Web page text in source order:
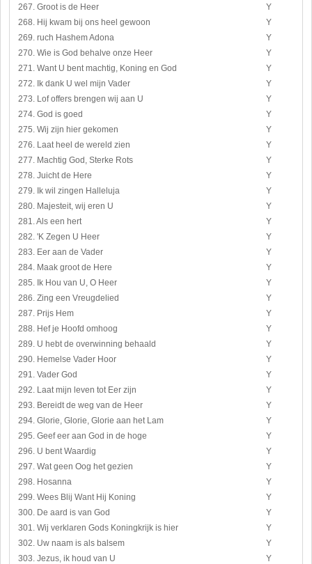
267. Groot is de Heer
Y
268. Hij kwam bij ons heel gewoon
Y
269. ruch Hashem Adona
Y
270. Wie is God behalve onze Heer
Y
271. Want U bent machtig, Koning en God
Y
272. Ik dank U wel mijn Vader
Y
273. Lof offers brengen wij aan U
Y
274. God is goed
Y
275. Wij zijn hier gekomen
Y
276. Laat heel de wereld zien
Y
277. Machtig God, Sterke Rots
Y
278. Juicht de Here
Y
279. Ik wil zingen Halleluja
Y
280. Majesteit, wij eren U
Y
281. Als een hert
Y
282. 'K Zegen U Heer
Y
283. Eer aan de Vader
Y
284. Maak groot de Here
Y
285. Ik Hou van U, O Heer
Y
286. Zing een Vreugdelied
Y
287. Prijs Hem
Y
288. Hef je Hoofd omhoog
Y
289. U hebt de overwinning behaald
Y
290. Hemelse Vader Hoor
Y
291. Vader God
Y
292. Laat mijn leven tot Eer zijn
Y
293. Bereidt de weg van de Heer
Y
294. Glorie, Glorie, Glorie aan het Lam
Y
295. Geef eer aan God in de hoge
Y
296. U bent Waardig
Y
297. Wat geen Oog het gezien
Y
298. Hosanna
Y
299. Wees Blij Want Hij Koning
Y
300. De aard is van God
Y
301. Wij verklaren Gods Koningkrijk is hier
Y
302. Uw naam is als balsem
Y
303. Jezus, ik houd van U
Y